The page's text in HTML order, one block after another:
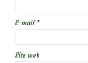
E-mail *
Site web